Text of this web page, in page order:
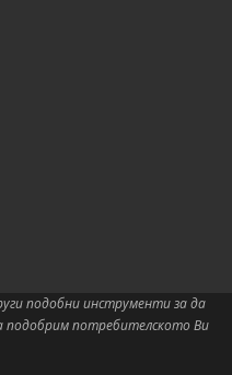
подобни инструменти за да
потребителското Ви